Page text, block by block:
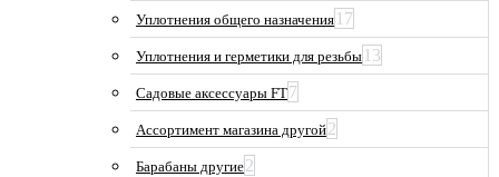
Уплотнения общего назначения 17
Уплотнения и герметики для резьбы 13
Садовые аксессуары FT7
Ассортимент магазина другой2
Барабаны другие2